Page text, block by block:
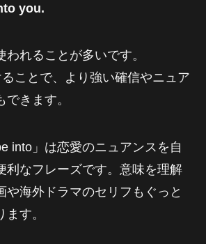
you.
われることが多いです。
ることで、より強い確信やニュア
きます。
into」は恋愛のニュアンスを自
利なフレーズです。意味を理解
や海外ドラマのセリフもぐっと
す。